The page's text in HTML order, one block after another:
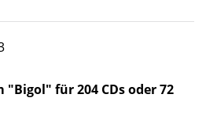
für 204 CDs oder 72